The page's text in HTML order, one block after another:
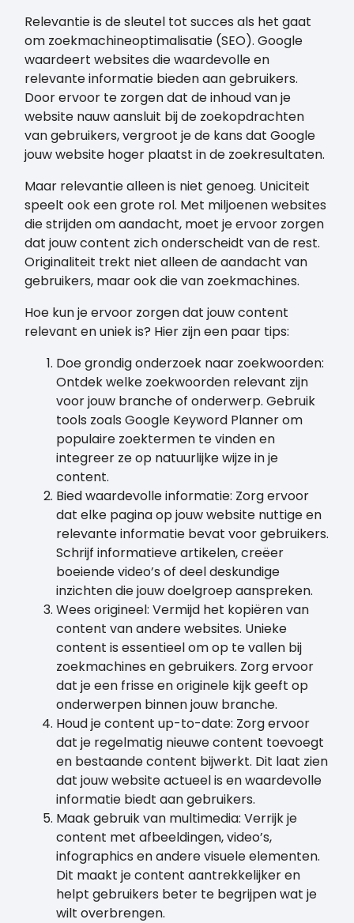
Relevantie is de sleutel tot succes als het gaat
om zoekmachineoptimalisatie (SEO). Google
waardeert websites die waardevolle en
relevante informatie bieden aan gebruikers.
Door ervoor te zorgen dat de inhoud van je
website nauw aansluit bij de zoekopdrachten
van gebruikers, vergroot je de kans dat Google
jouw website hoger plaatst in de zoekresultaten.
Maar relevantie alleen is niet genoeg. Uniciteit
speelt ook een grote rol. Met miljoenen websites
die strijden om aandacht, moet je ervoor zorgen
dat jouw content zich onderscheidt van de rest.
Originaliteit trekt niet alleen de aandacht van
gebruikers, maar ook die van zoekmachines.
Hoe kun je ervoor zorgen dat jouw content
relevant en uniek is? Hier zijn een paar tips:
Doe grondig onderzoek naar zoekwoorden:
Ontdek welke zoekwoorden relevant zijn
voor jouw branche of onderwerp. Gebruik
tools zoals Google Keyword Planner om
populaire zoektermen te vinden en
integreer ze op natuurlijke wijze in je
content.
Bied waardevolle informatie: Zorg ervoor
dat elke pagina op jouw website nuttige en
relevante informatie bevat voor gebruikers.
Schrijf informatieve artikelen, creëer
boeiende video’s of deel deskundige
inzichten die jouw doelgroep aanspreken.
Wees origineel: Vermijd het kopiëren van
content van andere websites. Unieke
content is essentieel om op te vallen bij
zoekmachines en gebruikers. Zorg ervoor
dat je een frisse en originele kijk geeft op
onderwerpen binnen jouw branche.
Houd je content up-to-date: Zorg ervoor
dat je regelmatig nieuwe content toevoegt
en bestaande content bijwerkt. Dit laat zien
dat jouw website actueel is en waardevolle
informatie biedt aan gebruikers.
Maak gebruik van multimedia: Verrijk je
content met afbeeldingen, video’s,
infographics en andere visuele elementen.
Dit maakt je content aantrekkelijker en
helpt gebruikers beter te begrijpen wat je
wilt overbrengen.